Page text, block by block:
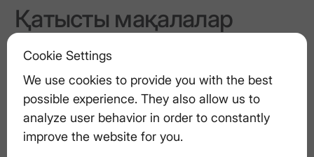
Cookie Settings
We use cookies to provide you with the best
possible experience. They also allow us to
analyze user behavior in order to constantly
improve the website for you.
Қатысты мақалалар
LEX әлеуметтік жағы: бөлісуге
арналған, мақтануға емес